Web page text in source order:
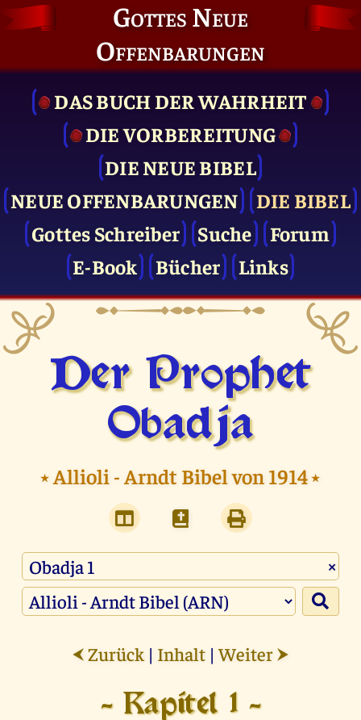
Gottes Neue
Offenbarungen
DAS BUCH DER WAHRHEIT
DIE VOR­BEREITUNG
DIE NEUE BIBEL
NEUE OFFENBARUNGEN
DIE BIBEL
Gottes Schreiber
Suche
Forum
E-Book
Bücher Links
Der Prophet
Obadja
⭑Allioli - Arndt Bibel von 1914⭑
×
⮜ Zurück | Inhalt |Weiter ⮞
- Kapitel 1 -